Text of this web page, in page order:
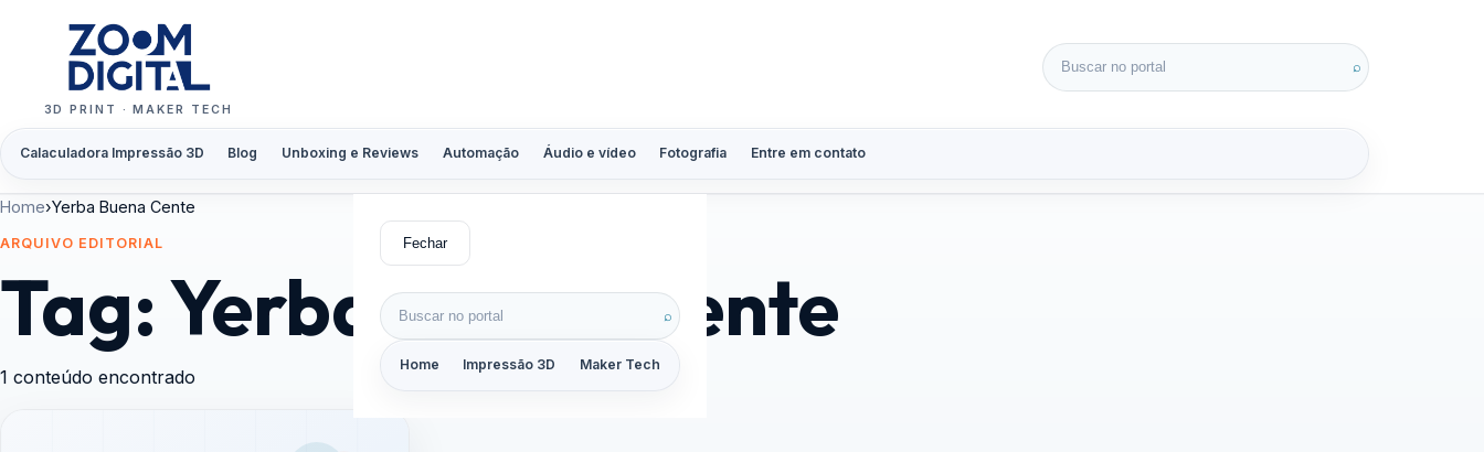
3D PRINT · MAKER TECH
Calaculadora Impressão 3D Blog Unboxing e Reviews Automação Áudio e vídeo Fotografia Entre em contato
Buscar por: ⌕
Fechar
Buscar por: ⌕
Home Impressão 3D Maker Tech
Home›Yerba Buena Cente
ARQUIVO EDITORIAL
Tag:Yerba Buena Cente
1 conteúdo encontrado